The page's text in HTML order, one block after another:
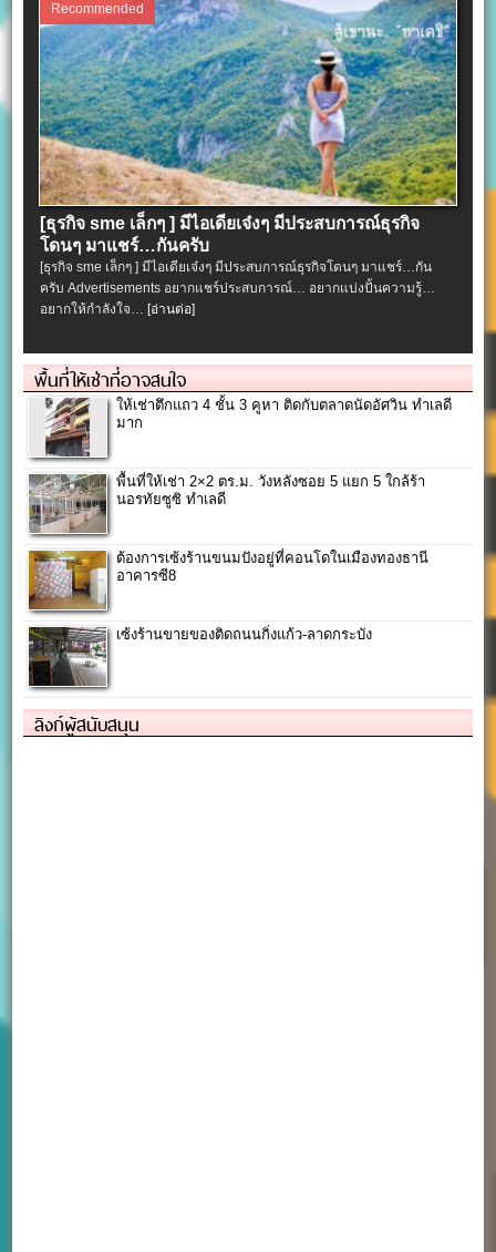
Recommended
[ธุรกิจ sme เล็กๆ ] มีไอเดียเจ๋งๆ มีประสบการณ์ธุรกิจ
โดนๆ มาแชร์…กันครับ
[ธุรกิจ sme เล็กๆ ] มีไอเดียเจ๋งๆ มีประสบการณ์ธุรกิจโดนๆ มาแชร์…กัน
ครับ Advertisements อยากแชร์ประสบการณ์… อยากแบ่งปั้นความรู้…
อยากให้กำลังใจ… [อ่านต่อ]
พื้นที่ให้เช่าที่อาจสนใจ
ให้เช่าตึกแถว 4 ชั้น 3 คูหา ติดกับตลาดนัดอัศวิน ทำเลดี
มาก
พื้นที่ให้เช่า 2×2 ตร.ม. วังหลังซอย 5 แยก 5 ใกล้ร้า
นอรทัยซูซิ ทำเลดี
ต้องการเซ้งร้านขนมปังอยู่ที่คอนโดในเมืองทองธานี
อาคารซี8
เซ้งร้านขายของติดถนนกิ่งแก้ว-ลาดกระบัง
ลิงก์ผู้สนับสนุน